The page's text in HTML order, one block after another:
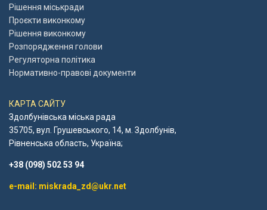
Рішення міськради
Проєкти виконкому
Рішення виконкому
Розпорядження голови
Регуляторна політика
Нормативно-правові документи
КАРТА САЙТУ
Здолбунівська міська рада
35705, вул. Грушевського, 14, м. Здолбунів,
Рівненська область, Україна;
+38 (098) 502 53 94
e-mail: miskrada_zd@ukr.net